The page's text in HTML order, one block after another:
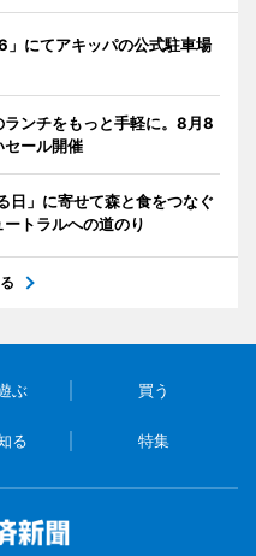
にてアキッパの公式駐車場
ランチをもっと手軽に。8月8
セール開催
日」に寄せて森と食をつなぐ
トラルへの道のり
ぶ 買う
る 特集